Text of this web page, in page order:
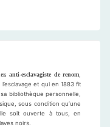
anti-esclavagiste de renom
et qui en 1883 fit
bibliothèque personnelle,
sous condition qu’une
soit ouverte à tous, en
noirs.